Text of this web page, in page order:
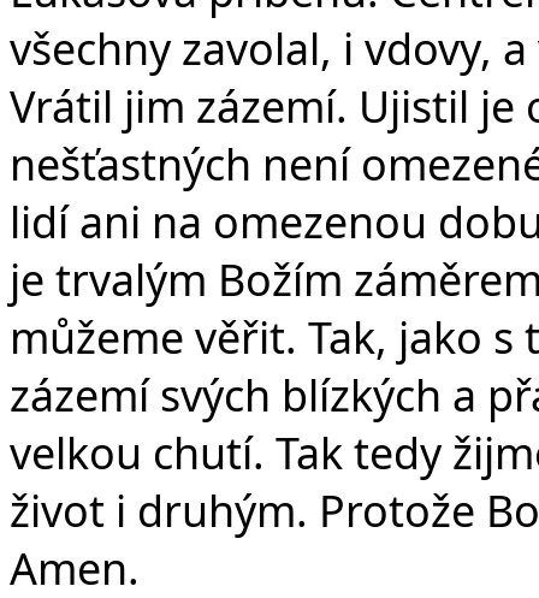
všechny zavolal, i vdovy,
Vrátil jim zázemí. Ujistil je
nešťastných není
lidí ani na omezenou
je trvalým Božím
můžeme věřit. Tak, jako
zázemí svých blízkých a
velkou chutí. Tak tedy
život i druhým. Protože
Amen.